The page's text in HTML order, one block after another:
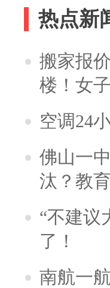
热点新
搬家报
楼！女
空调24
佛山一
汰？教
“不建议
了！
南航一